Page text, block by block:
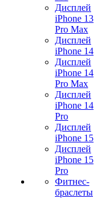
Дисплей
iPhone 13
Pro Max
Дисплей
iPhone 14
Дисплей
iPhone 14
Pro Max
Дисплей
iPhone 14
Pro
Дисплей
iPhone 15
Дисплей
iPhone 15
Pro
Фитнес-
браслеты